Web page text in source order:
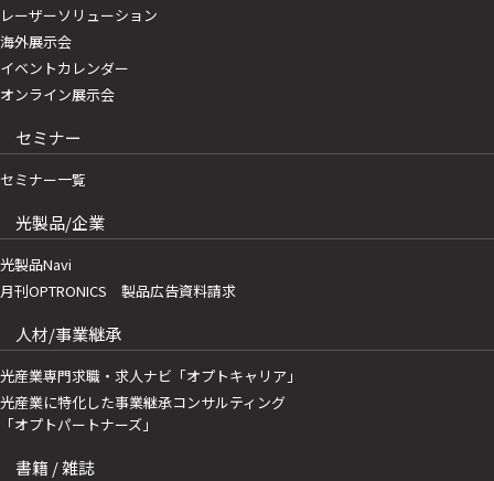
レーザーソリューション
海外展示会
イベントカレンダー
オンライン展示会
セミナー
セミナー一覧
光製品/企業
光製品Navi
月刊OPTRONICS 製品広告資料請求
人材/事業継承
光産業専門求職・求人ナビ「オプトキャリア」
光産業に特化した事業継承コンサルティング
「オプトパートナーズ」
書籍 / 雑誌